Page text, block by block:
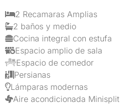
2 Recamaras Amplias
2 baños y medio
Cocina integral con estufa
Espacio amplio de sala
Espacio de comedor
Persianas
Lámparas modernas
Aire acondicionada